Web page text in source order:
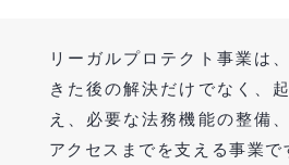
リーガルプロテクト事業は
きた後の解決だけでなく、
え、必要な法務機能の整備
アクセスまでを支える事業で